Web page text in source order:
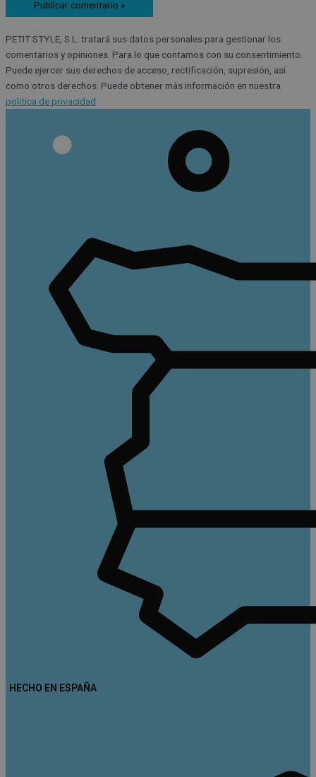
PETIT STYLE, S.L. tratará sus datos personales para gestionar los
comentarios y opiniones. Para lo que contamos con su consentimiento.
Puede ejercer sus derechos de acceso, rectificación, supresión, así
como otros derechos. Puede obtener más información en nuestra
política de privacidad
HECHO EN ESPAÑA